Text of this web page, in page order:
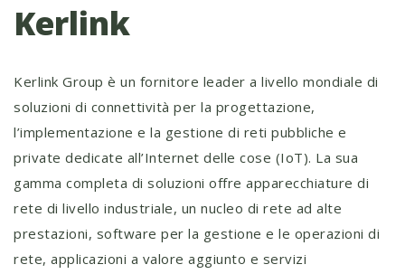
Kerlink
Kerlink Group è un fornitore leader a livello mondiale di
soluzioni di connettività per la progettazione,
l’implementazione e la gestione di reti pubbliche e
private dedicate all’Internet delle cose (IoT). La sua
gamma completa di soluzioni offre apparecchiature di
rete di livello industriale, un nucleo di rete ad alte
prestazioni, software per la gestione e le operazioni di
rete, applicazioni a valore aggiunto e servizi